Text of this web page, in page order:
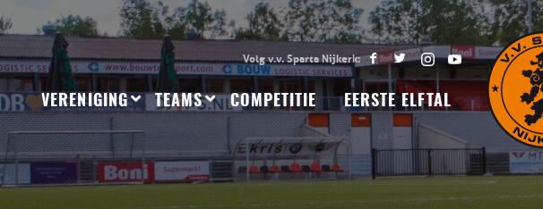
VERENIGING TEAMS COMPETITIE EERSTE ELFTAL